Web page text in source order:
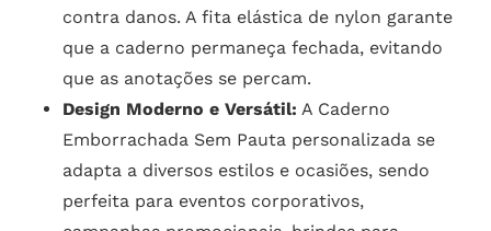
contra danos. A fita elástica de nylon garante
que a caderno permaneça fechada, evitando
que as anotações se percam.
Design Moderno e Versátil: A Caderno
Emborrachada Sem Pauta personalizada se
adapta a diversos estilos e ocasiões, sendo
perfeita para eventos corporativos,